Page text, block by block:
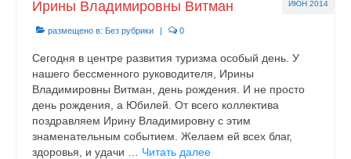
ИЮН 2014
Ирины Владимировны Витман
размещено в: Без рубрики | 0
Сегодня в центре развития туризма особый день. У
нашего бессменного руководителя, Ирины
Владимировны Витман, день рождения. И не просто
день рождения, а Юбилей. От всего коллектива
поздравляем Ирину Владимировну с этим
знаменательным событием. Желаем ей всех благ,
здоровья, и удачи … Читать далее